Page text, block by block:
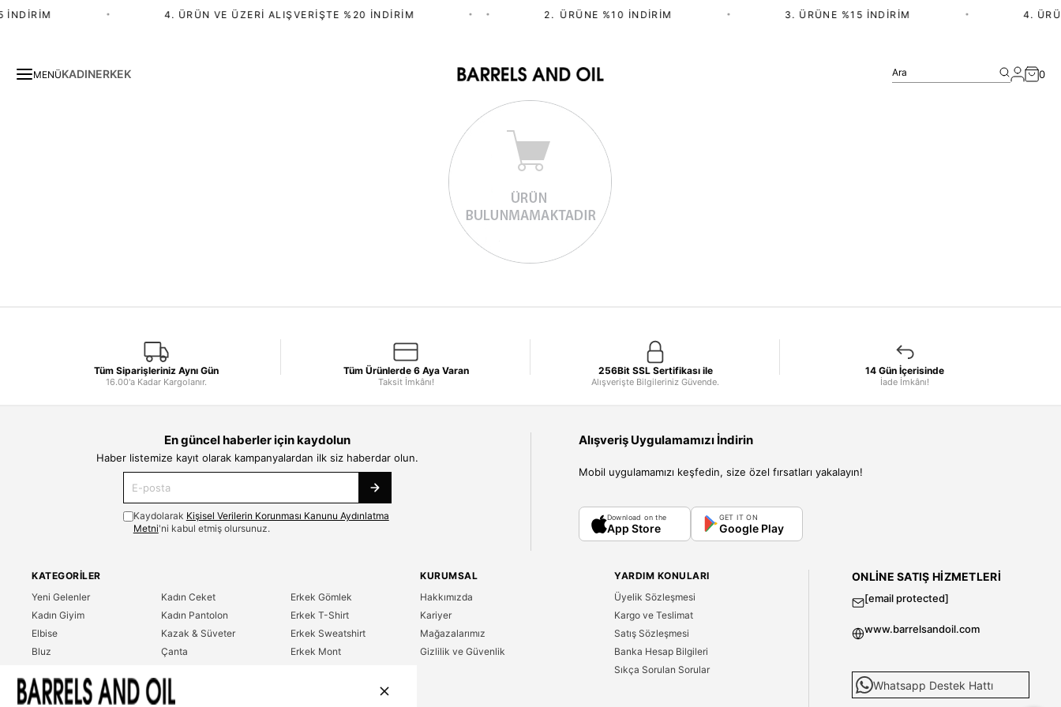
İNDIRIM 4. ÜRÜN VE ÜZERI ALIŞVERIŞTE %20 İNDIRIM • • 2.⁠ ⁠ÜRÜNE %10 İNDIRIM 3. ÜRÜNE %15 İNDIRIM 4.
MENÜKADINERKEK Ara 0
Tüm Siparişleriniz Aynı Gün
16.00'a Kadar Kargolanır.
Tüm Ürünlerde 6 Aya Varan
Taksit İmkânı!
256Bit SSL Sertifikası ile
Alışverişte Bilgileriniz Güvende.
14 Gün İçerisinde
İade İmkânı!
En güncel haberler için kaydolun
Haber listemize kayıt olarak kampanyalardan ilk siz haberdar olun.
Kaydolarak Kişisel Verilerin Korunması Kanunu Aydınlatma
Metni'ni kabul etmiş olursunuz.
Alışveriş Uygulamamızı İndirin
Mobil uygulamamızı keşfedin, size özel fırsatları yakalayın!
Download on the
App Store
GET IT ON
Google Play
KATEGORILER
Yeni Gelenler
Kadın Giyim
Elbise
Bluz
T-Shirt
Kadın Ceket
Kadın Pantolon
Kazak & Süveter
Çanta
Erkek Gömlek
Erkek T-Shirt
Erkek Sweatshirt
Erkek Mont
KURUMSAL
Hakkımızda
Kariyer
Mağazalarımız
Gizlilik ve Güvenlik
YARDIM KONULARI
Üyelik Sözleşmesi
Kargo ve Teslimat
Satış Sözleşmesi
Banka Hesap Bilgileri
Sıkça Sorulan Sorular
ONLINE SATIŞ HIZMETLERI
[email protected]
www.barrelsandoil.com
Whatsapp Destek Hattı